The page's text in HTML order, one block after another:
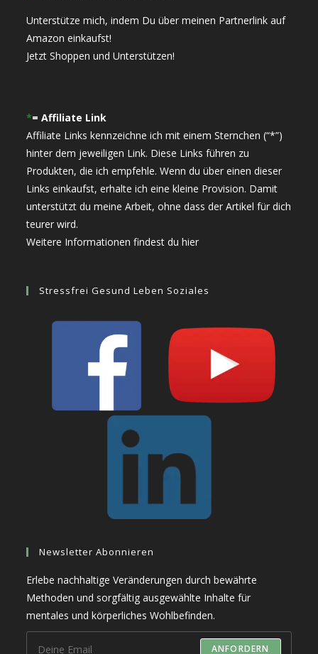
Unterstütze mich, indem Du über meinen Partnerlink auf
Amazon einkaufst!
Jetzt Shoppen und Unterstützen!
*= Affiliate Link
Affiliate Links kennzeichne ich mit einem Sternchen (“*”)
hinter dem jeweiligen Link. Diese Links führen zu
Produkten, die ich empfehle. Wenn du über einen dieser
Links einkaufst, erhalte ich eine kleine Provision. Damit
unterstützt du meine Arbeit, ohne dass der Artikel für dich
teurer wird.
Weitere Informationen findest du hier
Stressfrei Gesund Leben Soziales
Newsletter Abonnieren
Erlebe nachhaltige Veränderungen durch bewährte
Methoden und sorgfältig ausgewählte Inhalte für
mentales und körperliches Wohlbefinden.
ANFORDERN